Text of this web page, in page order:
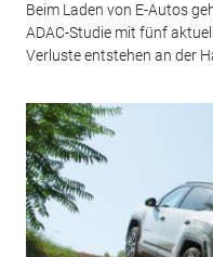
Beim Laden von E-Autos
ADAC-Studie mit fünf
Verluste entstehen an der